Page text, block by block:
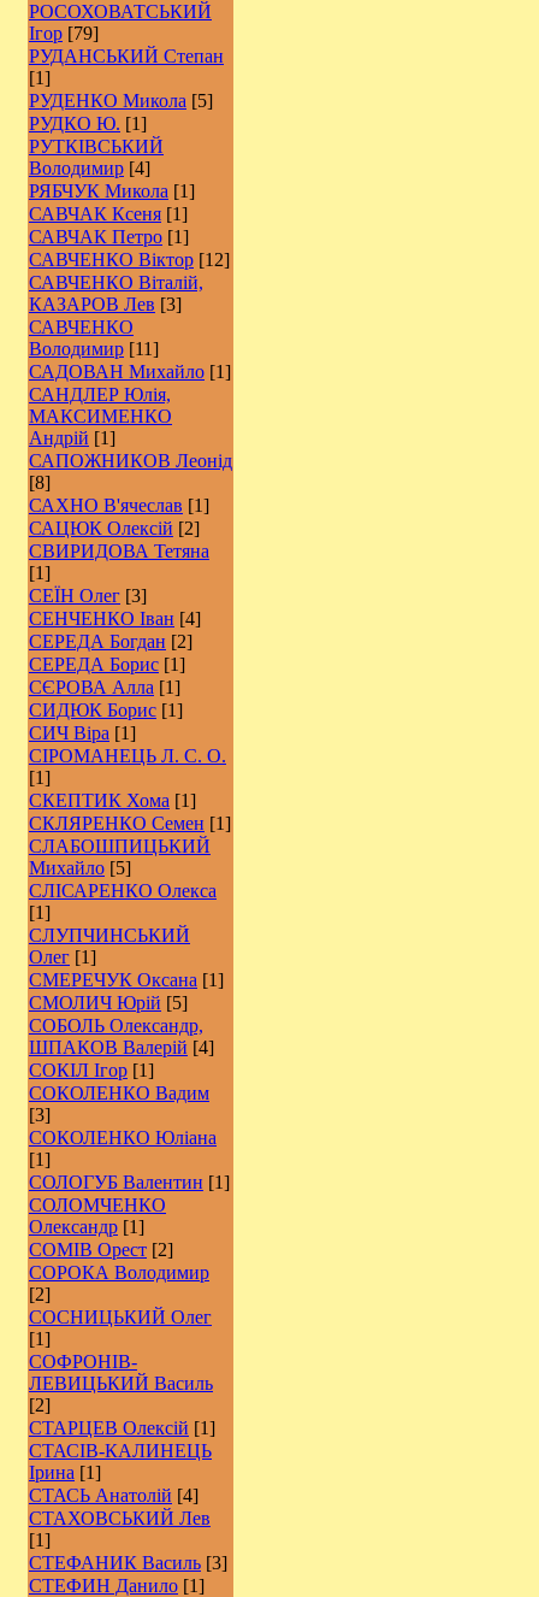
РОСОХОВАТСЬКИЙ
Ігор [79]
РУДАНСЬКИЙ Степан
[1]
РУДЕНКО Микола [5]
РУДКО Ю. [1]
РУТКІВСЬКИЙ
Володимир [4]
РЯБЧУК Микола [1]
САВЧАК Ксеня [1]
САВЧАК Петро [1]
САВЧЕНКО Віктор [12]
САВЧЕНКО Віталій,
КАЗАРОВ Лев [3]
САВЧЕНКО
Володимир [11]
САДОВАН Михайло [1]
САНДЛЕР Юлія,
МАКСИМЕНКО
Андрій [1]
САПОЖНИКОВ Леонід
[8]
САХНО В'ячеслав [1]
САЦЮК Олексій [2]
СВИРИДОВА Тетяна
[1]
СЕЇН Олег [3]
СЕНЧЕНКО Іван [4]
СЕРЕДА Богдан [2]
СЕРЕДА Борис [1]
СЄРОВА Алла [1]
СИДЮК Борис [1]
СИЧ Віра [1]
СІРОМАНЕЦЬ Л. С. О.
[1]
СКЕПТИК Хома [1]
СКЛЯРЕНКО Семен [1]
СЛАБОШПИЦЬКИЙ
Михайло [5]
СЛІСАРЕНКО Олекса
[1]
СЛУПЧИНСЬКИЙ
Олег [1]
СМЕРЕЧУК Оксана [1]
СМОЛИЧ Юрій [5]
СОБОЛЬ Олександр,
ШПАКОВ Валерій [4]
СОКІЛ Ігор [1]
СОКОЛЕНКО Вадим
[3]
СОКОЛЕНКО Юліана
[1]
СОЛОГУБ Валентин [1]
СОЛОМЧЕНКО
Олександр [1]
СОМІВ Орест [2]
СОРОКА Володимир
[2]
СОСНИЦЬКИЙ Олег
[1]
СОФРОНІВ-
ЛЕВИЦЬКИЙ Василь
[2]
СТАРЦЕВ Олексій [1]
СТАСІВ-КАЛИНЕЦЬ
Ірина [1]
СТАСЬ Анатолій [4]
СТАХОВСЬКИЙ Лев
[1]
СТЕФАНИК Василь [3]
СТЕФИН Данило [1]